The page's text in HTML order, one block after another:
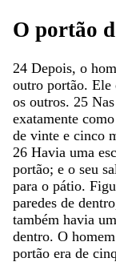
O portão
24 Depois, o
outro portão. Ele
os outros. 25 Nas
exatamente como
de vinte e cinco
26 Havia uma
portão; e o seu
para o pátio.
paredes de dentro
também havia um
dentro. O homem
portão era de